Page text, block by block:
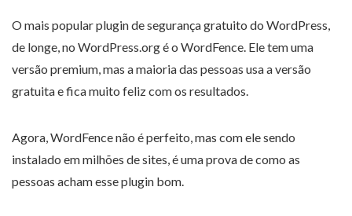
O mais popular plugin de segurança gratuito do WordPress,
de longe, no WordPress.org é o WordFence. Ele tem uma
versão premium, mas a maioria das pessoas usa a versão
gratuita e fica muito feliz com os resultados.
Agora, WordFence não é perfeito, mas com ele sendo
instalado em milhões de sites, é uma prova de como as
pessoas acham esse plugin bom.